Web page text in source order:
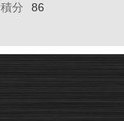
積分 86